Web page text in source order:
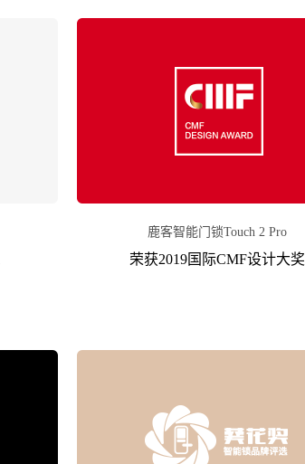
鹿客智能门锁Touch 2 Pro
荣获2019国际CMF设计大奖